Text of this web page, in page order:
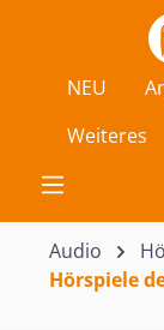
Zum
NEU
Weiteres
Audio
Hörspiele